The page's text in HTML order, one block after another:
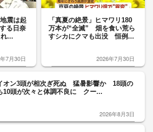
震は起
る日奈
...
7月30日
「真夏の絶景」ヒマワリ180
万本が“全滅” 畑を食い荒ら
すシカにクマも出没 恒例...
2026年7月30日
オン3頭が相次ぎ死ぬ 猛暑影響か 18頭の
10頭が次々と体調不良に クー...
2026年8月3日